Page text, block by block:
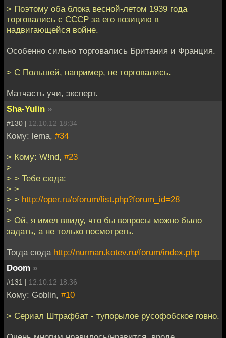
> Поэтому оба блока весной-летом 1939 года
торговались с СССР за его позицию в
надвигающейся войне.
Особенно сильно торговались Британия и Франция.
> С Польшей, например, не торговались.
Матчасть учи, эксперт.
Sha-Yulin »
#130 | 12.10.12 18:34
Кому: lema, #34
> Кому: W!nd, #23
>
> > Тебе сюда:
> >
> > http://oper.ru/oforum/list.php?forum_id=28
>
> Ой, я имел ввиду, что бы вопросы можно было
задать, а не только посмотреть.
Тогда сюда http://nurman.kotev.ru/forum/index.php
Doom »
#131 | 12.10.12 18:36
Кому: Goblin, #10
> Сериал Штрафбат - тупорылое русофобское говно.